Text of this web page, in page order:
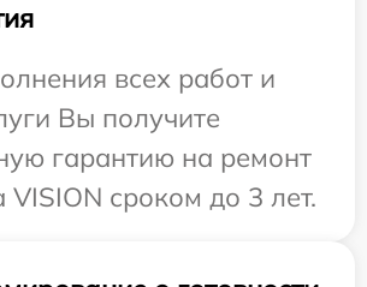
всех работ и
Вы получите
гарантию на ремонт
VISION сроком до 3 лет.